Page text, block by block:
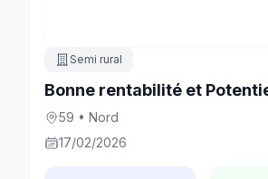
Semi rural
Bonne rentabilité et
59 • Nord
17/02/2026